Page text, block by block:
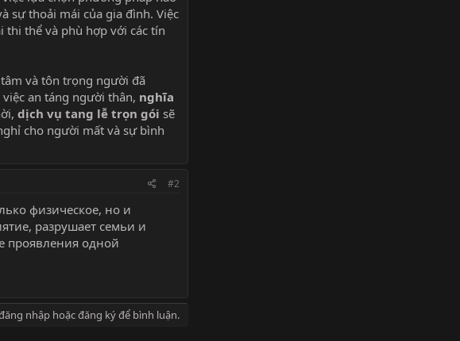
sự thoải mái của gia đình. Việc
thể và phù hợp với các tín
và tôn trọng người đã
an táng người thân, nghĩa
dịch vụ tang lễ trọn gói sẽ
cho người mất và sự bình
#2
физическое, но и
разрушает семьи и
проявления одной
nhập hoặc đăng ký để bình luận.